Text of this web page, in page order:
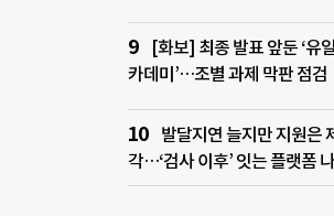
[화보] 최종 발표 앞둔 ‘유
카데미’…조별 과제 막판 점검
발달지연 늘지만 지원은
각…‘검사 이후’ 잇는 플랫폼